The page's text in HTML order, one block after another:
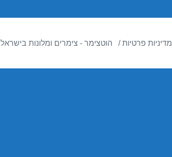
מדיניות פרטיות הוטצימר - צימרים ומלונות בישראל